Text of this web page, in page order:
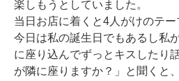
楽しもうとしていました。
当日お店に着くと4人がけのテ
今日は私の誕生日でもあるし私
に座り込んでずっとキスしたり
が隣に座りますか？」と聞くと